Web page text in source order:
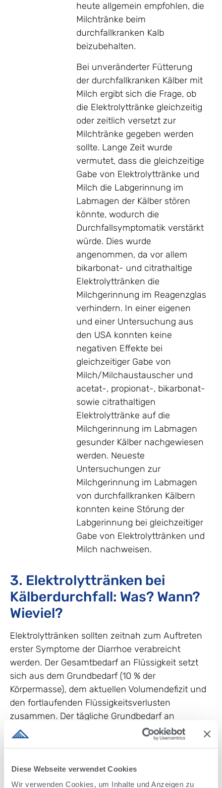
Diese Webseite verwendet Cookies
Wir verwenden Cookies, um Inhalte und Anzeigen zu
heute allgemein empfohlen, die
Milchtränke beim
durchfallkranken Kalb
beizubehalten.
Bei unveränderter Fütterung
der durchfallkranken Kälber mit
Milch ergibt sich die Frage, ob
die Elektrolyttränke gleichzeitig
oder zeitlich versetzt zur
Milchtränke gegeben werden
sollte. Lange Zeit wurde
vermutet, dass die gleichzeitige
Gabe von Elektrolyttränke und
Milch die Labgerinnung im
Labmagen der Kälber stören
könnte, wodurch die
Durchfallsymptomatik verstärkt
würde. Dies wurde
angenommen, da vor allem
bikarbonat- und citrathaltige
Elektrolyttränken die
Milchgerinnung im Reagenzglas
verhindern. In einer eigenen
und einer Untersuchung aus
den USA konnten keine
negativen Effekte bei
gleichzeitiger Gabe von
Milch/Milchaustauscher und
acetat-, propionat-, bikarbonat-
sowie citrathaltigen
Elektrolyttränke auf die
Milchgerinnung im Labmagen
gesunder Kälber nachgewiesen
werden. Neueste
Untersuchungen zur
Milchgerinnung im Labmagen
von durchfallkranken Kälbern
konnten keine Störung der
Labgerinnung bei gleichzeitiger
Gabe von Elektrolyttränken und
Milch nachweisen.
3. Elektrolyttränken bei
Kälberdurchfall: Was? Wann?
Wieviel?
Elektrolyttränken sollten zeitnah zum Auftreten
erster Symptome der Diarrhoe verabreicht
werden. Der Gesamtbedarf an Flüssigkeit setzt
sich aus dem Grundbedarf (10 % der
Körpermasse), dem aktuellen Volumendefizit und
den fortlaufenden Flüssigkeitsverlusten
zusammen. Der tägliche Grundbedarf an
Flüssigkeit sollte durch die Milchtränke abgedeckt
werden. Das aktuelle Flüssigkeits- und
müssen durch zusätzliche Gaben von Flüssigkeit
und Elektrolyten ersetzt werden.